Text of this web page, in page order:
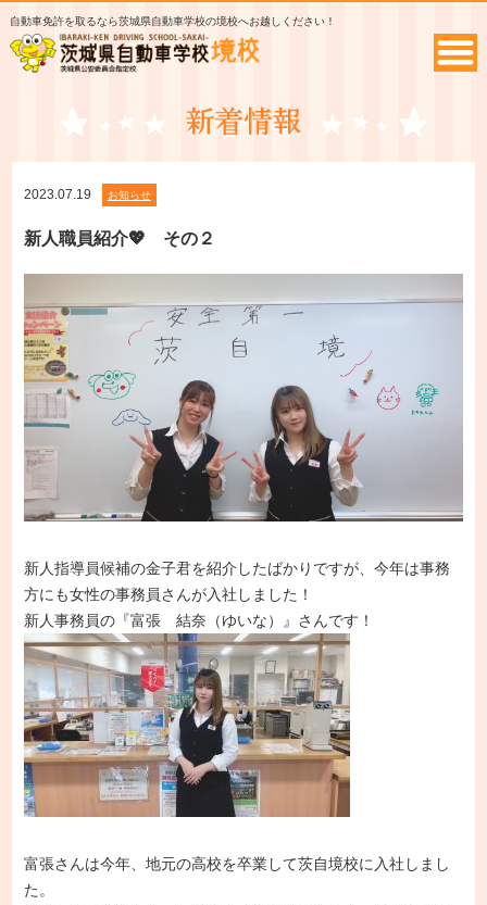
自動車免許を取るなら茨城県自動車学校の境校へお越しください！
2023.07.19 お知らせ
新人職員紹介💖 その２
新人指導員候補の金子君を紹介したばかりですが、今年は事務
方にも女性の事務員さんが入社しました！
新人事務員の『富張 結奈（ゆいな）』さんです！
富張さんは今年、地元の高校を卒業して茨自境校に入社しまし
た。